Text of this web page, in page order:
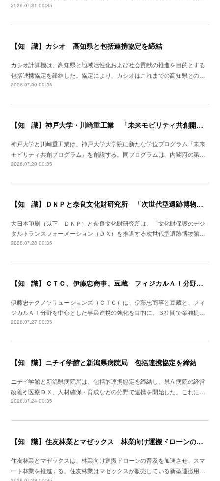
2026.07.31 00:35
【知 識】カシオ 高知県と包括連携協定を締結
カシオ計算機は、高知県と地域活性化および社会貢献の推進を目的とする
包括連携協定を締結した。協定により、カシオはこれまでの高知県との…
2026.07.30 00:35
【知 識】神戸大学・川崎重工業 「未来モビリティ共創開発拠点」形成
神戸大学と川崎重工業は、神戸大学大学院に新たな学位プログラム「未来
モビリティ共創プログラム」を創設する。同プログラムは、内閣府の第…
2026.07.29 00:35
【知 識】ＤＮＰと奈良文化財研究所 「次世代型遺跡博物館」実現に向け連携研究
大日本印刷（以下 ＤＮＰ）と奈良文化財研究所は、「文化財保護のデジ
タルトランスフォーメーション（ＤＸ）を推進する次世代型遺跡博物館…
2026.07.28 00:35
【知 識】ＣＴＣ、伊藤忠商事、豆蔵 フィジカルＡＩ分野で業務提携
伊藤忠テクノソリューションズ（ＣＴＣ）は、伊藤忠商事と豆蔵と、フィ
ジカルＡＩ分野を中心とした事業連携の強化を目的に、３社間で業務提…
2026.07.27 00:35
【知 識】ニチイ学館と新潟県病院局 包括連携協定を締結
ニチイ学館と新潟県病院局は、包括的連携協定を締結し、県立病院の経営
改善や医療ＤＸ、人材確保・育成などの分野で連携を開始した。これに…
2026.07.24 00:35
【知 識】住友林業とマゼックス 林業向け運搬ドローンの普及を加速
住友林業とマゼックスは、林業向け運搬ドローンの普及を加速させ、スマ
ート林業を推進する。住友林業はマゼックスが販売している新型運搬用…